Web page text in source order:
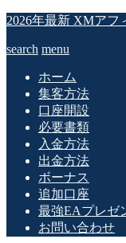
2026年最新 XMアフ
search menu
ホーム
集客方法
口座開設
必要書類
入金方法
出金方法
ボーナス
追加口座
最強EAプレゼ
お問い合わせ